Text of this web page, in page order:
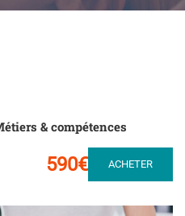
& compétences
590€ ACHETER